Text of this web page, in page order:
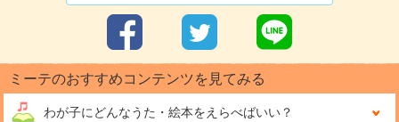
ミーテのおすすめコンテンツを見てみる
わが子にどんなうた・絵本をえらべばいい？